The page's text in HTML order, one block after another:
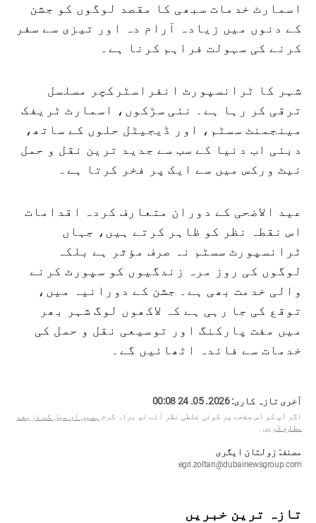
اسمارٹ خدمات سبھی کا مقصد لوگوں کو جشن
کے دنوں میں زیادہ آرام دہ اور تیزی سے سفر
کرنے کی سہولت فراہم کرنا ہے۔
شہر کا ٹرانسپورٹ انفراسٹرکچر مسلسل
ترقی کر رہا ہے۔ نئی سڑکوں، اسمارٹ ٹریفک
مینجمنٹ سسٹم، اور ڈیجیٹل حلوں کے ساتھ،
دبئی اب دنیا کے سب سے جدید ترین نقل و حمل
نیٹ ورکس میں سے ایک پر فخر کرتا ہے۔
عید الاضحی کے دوران متعارف کردہ اقدامات
اس نقطہ نظر کو ظاہر کرتے ہیں، جہاں
ٹرانسپورٹ سسٹم نہ صرف مؤثر ہے بلکہ
لوگوں کی روز مرہ زندگیوں کو سپورٹ کرنے
والی خدمت بھی ہے۔ جشن کے دورانیہ میں،
توقع کی جا رہی ہے کہ لاکھوں لوگ شہر بھر
میں مفت پارکنگ اور توسیعی نقل و حمل کی
خدمات سے فائدہ اٹھائیں گے۔
آخری تازہ کاری:2026. 05. 24 00:08
اگر آپ کو اس صفحے پر کوئی غلطی نظر آئے تو براہ کرم ہمیں ای میل کے ذریعے
مطلع کریں ۔
مصنف: زولتان ایگری
egri.zoltan@dubainewsgroup.com
تازہ ترین خبریں